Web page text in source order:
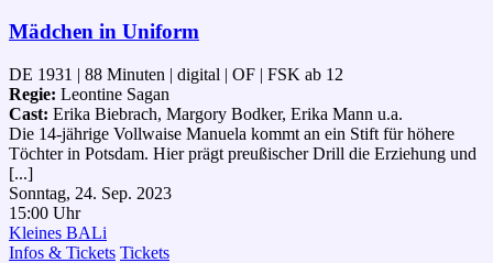
Mädchen in Uniform
DE 1931 | 88 Minuten | digital | OF | FSK ab 12
Regie: Leontine Sagan
Cast: Erika Biebrach, Margory Bodker, Erika Mann u.a.
Die 14-jährige Vollwaise Manuela kommt an ein Stift für höhere
Töchter in Potsdam. Hier prägt preußischer Drill die Erziehung und
[...]
Sonntag, 24. Sep. 2023
15:00 Uhr
Kleines BALi
Infos & Tickets Tickets